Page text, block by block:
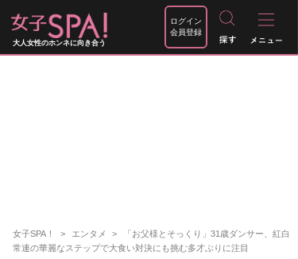
大人女性のホンネに向き合う
ログイン
会員登録
女子SPA！ エンタメ
「お父様とそっくり」31歳ダンサー、紅白
常連の華麗なステップで大食い対決にも挑む多才ぶりに注目